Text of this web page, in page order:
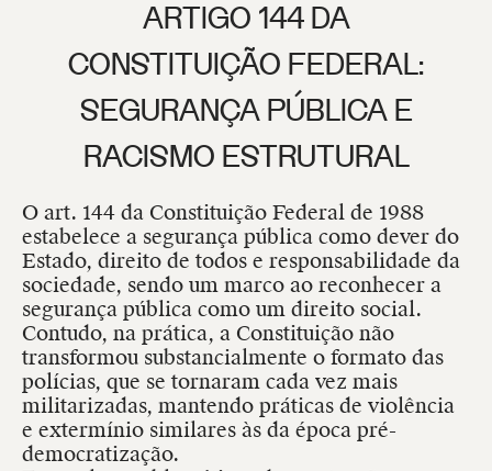
ARTIGO 144 DA
CONSTITUIÇÃO FEDERAL:
SEGURANÇA PÚBLICA E
RACISMO ESTRUTURAL
O art. 144 da Constituição Federal de 1988
estabelece a segurança pública como dever do
Estado, direito de todos e responsabilidade da
sociedade, sendo um marco ao reconhecer a
segurança pública como um direito social.
Contudo, na prática, a Constituição não
transformou substancialmente o formato das
polícias, que se tornaram cada vez mais
militarizadas, mantendo práticas de violência
e extermínio similares às da época pré-
democratização.